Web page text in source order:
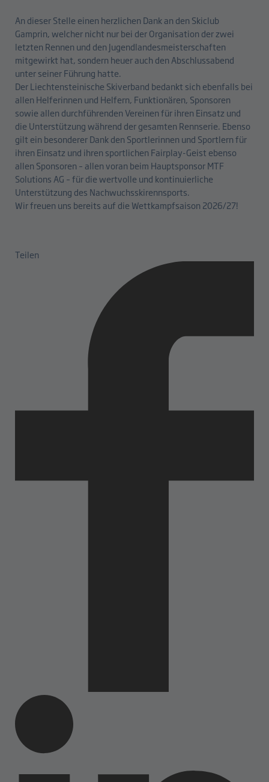
An dieser Stelle einen herzlichen Dank an den Skiclub
Gamprin, welcher nicht nur bei der Organisation der zwei
letzten Rennen und den Jugendlandesmeisterschaften
mitgewirkt hat, sondern heuer auch den Abschlussabend
unter seiner Führung hatte.
Der Liechtensteinische Skiverband bedankt sich ebenfalls bei
allen Helferinnen und Helfern, Funktionären, Sponsoren
sowie allen durchführenden Vereinen für ihren Einsatz und
die Unterstützung während der gesamten Rennserie. Ebenso
gilt ein besonderer Dank den Sportlerinnen und Sportlern für
ihren Einsatz und ihren sportlichen Fairplay-Geist ebenso
allen Sponsoren – allen voran beim Hauptsponsor MTF
Solutions AG – für die wertvolle und kontinuierliche
Unterstützung des Nachwuchsskirennsports.
Wir freuen uns bereits auf die Wettkampfsaison 2026/27!
Teilen